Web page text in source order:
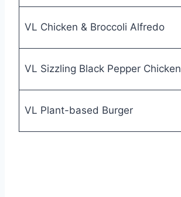
VL Chicken & Broccoli Alfredo
VL Sizzling Black Pepper Chicken
VL Plant-based Burger